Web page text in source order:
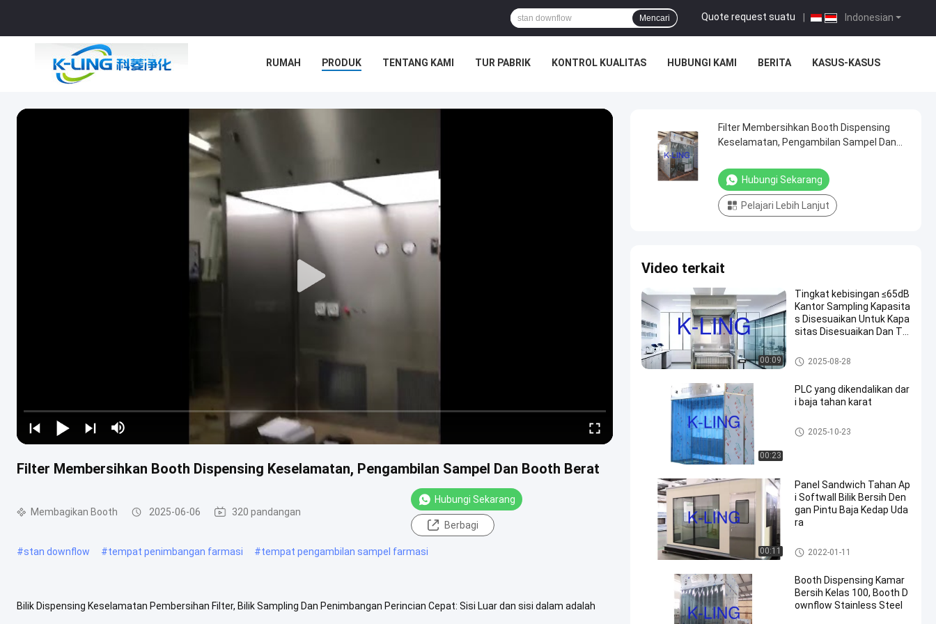
Indonesian
Quote request suatu
Mencari
RUMAH PRODUK TENTANG KAMI TUR PABRIK KONTROL KUALITAS HUBUNGI KAMI BERITA KASUS-KASUS
Filter Membersihkan Booth Dispensing Keselamatan, Pengambilan Sampel Dan Booth Berat
Membagikan Booth 2025-06-06 320 pandangan
Hubungi Sekarang
Berbagi
#stan downflow #tempat penimbangan farmasi #tempat pengambilan sampel farmasi
Bilik Dispensing Keselamatan Pembersihan Filter, Bilik Sampling Dan Penimbangan Perincian Cepat: Sisi Luar dan sisi dalam adalah
Filter Membersihkan Booth Dispensing
Keselamatan, Pengambilan Sampel Dan
Hubungi Sekarang
Pelajari Lebih Lanjut
Video terkait
00:09
Tingkat kebisingan ≤65dB
Kantor Sampling Kapasita
s Disesuaikan Untuk Kapa
sitas Disesuaikan Dan Tin
Membagikan Booth
2025-08-28
00:23
PLC yang dikendalikan dar
i baja tahan karat
Membagikan Booth
2025-10-23
00:11
Panel Sandwich Tahan Ap
i Softwall Bilik Bersih Den
gan Pintu Baja Kedap Uda
ra
Kamar Bersih Softwall
2022-01-11
Booth Dispensing Kamar
Bersih Kelas 100, Booth D
ownflow Stainless Steel